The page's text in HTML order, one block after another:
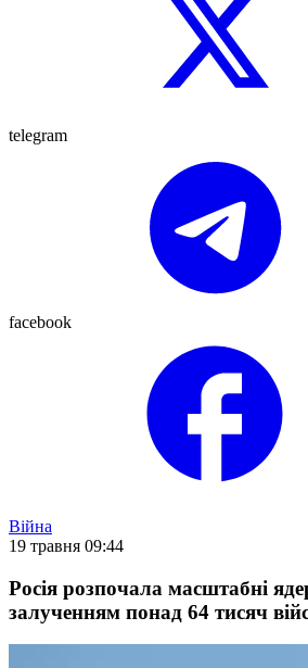
telegram
facebook
Війна
19 травня 09:44
Росія розпочала масштабні
залученням понад 64 тисяч